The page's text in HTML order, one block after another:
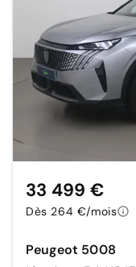
Peugeot 5008
33 499 €
Dès 264 €/mois